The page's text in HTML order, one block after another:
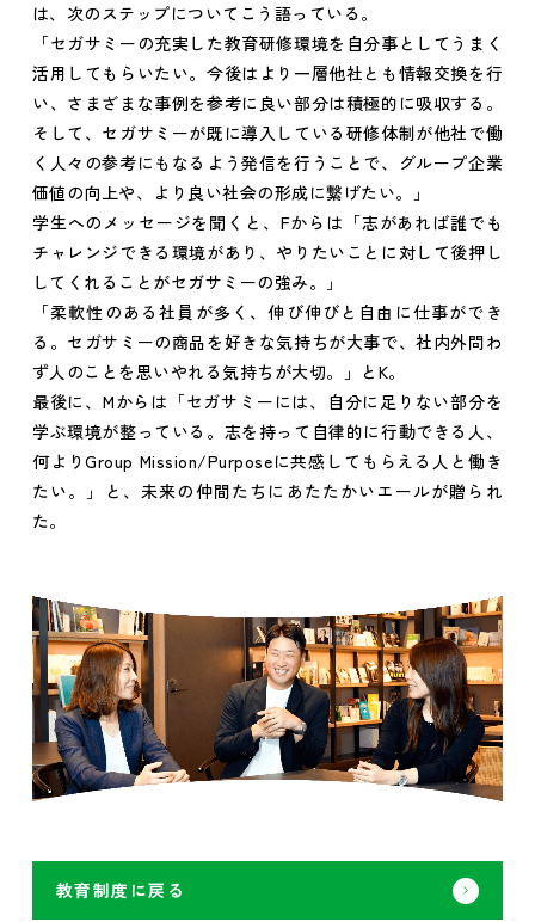
は、次のステップについてこう語っている。
「セガサミーの充実した教育研修環境を自分事としてうまく
活用してもらいたい。今後はより一層他社とも情報交換を行
い、さまざまな事例を参考に良い部分は積極的に吸収する。
そして、セガサミーが既に導入している研修体制が他社で働
く人々の参考にもなるよう発信を行うことで、グループ企業
価値の向上や、より良い社会の形成に繋げたい。」
学生へのメッセージを聞くと、Fからは「志があれば誰でも
チャレンジできる環境があり、やりたいことに対して後押し
してくれることがセガサミーの強み。」
「柔軟性のある社員が多く、伸び伸びと自由に仕事ができ
る。セガサミーの商品を好きな気持ちが大事で、社内外問わ
ず人のことを思いやれる気持ちが大切。」とK。
最後に、Mからは「セガサミーには、自分に足りない部分を
学ぶ環境が整っている。志を持って自律的に行動できる人、
何よりGroup Mission/Purposeに共感してもらえる人と働き
たい。」と、未来の仲間たちにあたたかいエールが贈られ
た。
教育制度に戻る